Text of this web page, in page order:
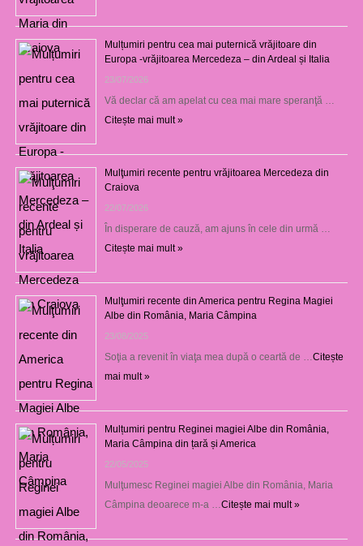
Mulțumiri pentru cea mai puternică vrăjitoare din
Europa -vrăjitoarea Mercedeza – din Ardeal și Italia
23/07/2026
Vă declar că am apelat cu cea mai mare speranţă …
Citește mai mult »
Mulţumiri recente pentru vrăjitoarea Mercedeza din
Craiova
22/07/2026
În disperare de cauză, am ajuns în cele din urmă …
Citește mai mult »
Mulţumiri recente din America pentru Regina Magiei
Albe din România, Maria Câmpina
23/08/2025
Soţia a revenit în viaţa mea după o ceartă de … Citește
mai mult »
Mulțumiri pentru Reginei magiei Albe din România,
Maria Câmpina din țară și America
22/05/2025
Mulţumesc Reginei magiei Albe din România, Maria
Câmpina deoarece m-a … Citește mai mult »